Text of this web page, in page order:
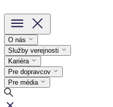
O nás
Služby verejnosti
Kariéra
Pre dopravcov
Pre média